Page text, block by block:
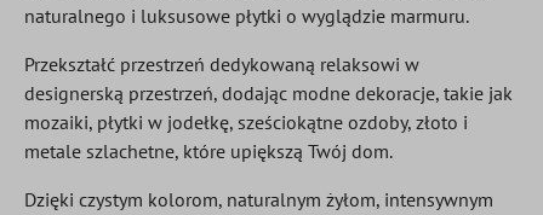
naturalnego i luksusowe płytki o wyglądzie marmuru.
Przekształć przestrzeń dedykowaną relaksowi w
designerską przestrzeń, dodając modne dekoracje, takie jak
mozaiki, płytki w jodełkę, sześciokątne ozdoby, złoto i
metale szlachetne, które upiększą Twój dom.
Dzięki czystym kolorom, naturalnym żyłom, intensywnym